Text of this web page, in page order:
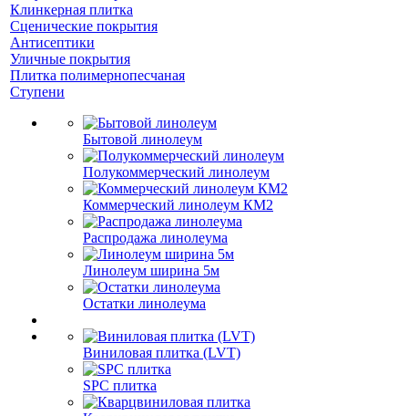
Клинкерная плитка
Сценические покрытия
Антисептики
Уличные покрытия
Плитка полимернопесчаная
Ступени
Бытовой линолеум
Полукоммерческий линолеум
Коммерческий линолеум КМ2
Распродажа линолеума
Линолеум ширина 5м
Остатки линолеума
Виниловая плитка (LVT)
SPC плитка